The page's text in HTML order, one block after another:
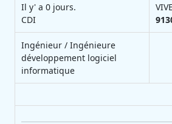
Il y' a 0 jours.
CDI
Ingénieur / Ingénieure
développement logiciel
informatique